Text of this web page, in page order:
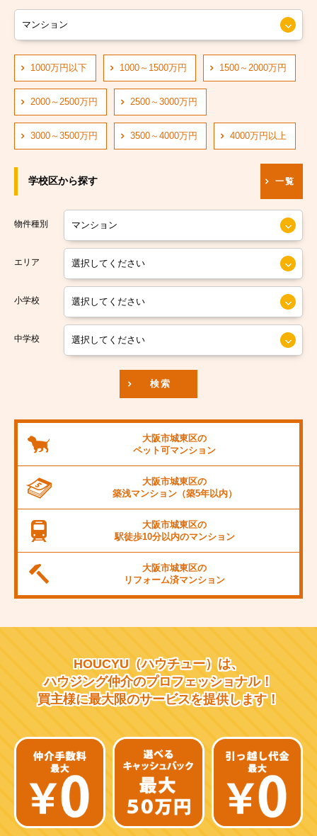
大阪市城東区
大阪市阿倍野区
大阪市住吉区
大阪市東住吉区
大阪市西成区
大阪市住之江区
大阪市平野区
大阪市北区
大阪市中央区
大阪市営長堀鶴見緑地線
大阪市営四つ橋線
阪神なんば線
阪急神戸線
阪堺電軌阪堺線
大阪市営今里筋線
大阪市営堺筋線
南海本線
南海汐見橋線
京阪本線
JR阪和線
JR桜島線
阪堺電軌上町線
東海道新幹線
阪急千里線
JR片町線
近鉄南大阪線
京阪中之島線
近鉄難波線
1000万円以下 1000～1500万円 1500～2000万円
2000～2500万円 2500～3000万円
3000～3500万円 3500～4000万円 4000万円以上
学校区から探す 一覧
物件種別
エリア
小学校
中学校
検索
大阪市城東区の
ペット可マンション
大阪市城東区の
築浅マンション（築5年以内）
大阪市城東区の
駅徒歩10分以内のマンション
大阪市城東区の
リフォーム済マンション
HOUCYU（ハウチュー）は、
ハウジング仲介のプロフェッショナル！
買主様に最大限のサービスを提供します！